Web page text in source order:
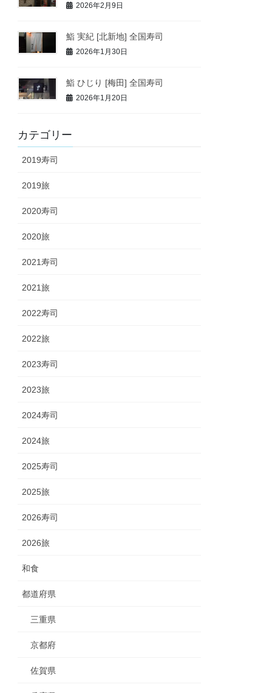
2026年2月9日
鮨 実紀 [北新地] 全国寿司
2026年1月30日
鮨 ひじり [梅田] 全国寿司
2026年1月20日
カテゴリー
2019寿司
2019旅
2020寿司
2020旅
2021寿司
2021旅
2022寿司
2022旅
2023寿司
2023旅
2024寿司
2024旅
2025寿司
2025旅
2026寿司
2026旅
和食
都道府県
三重県
京都府
佐賀県